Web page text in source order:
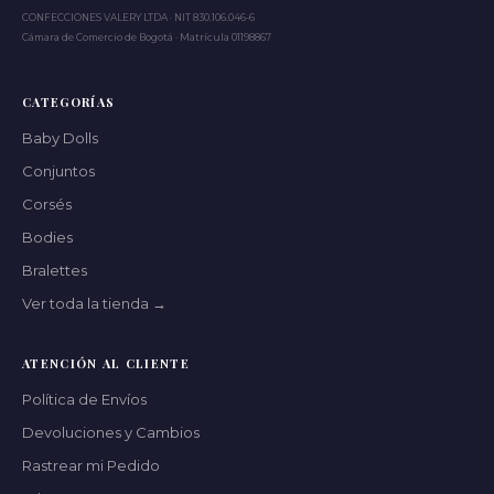
CONFECCIONES VALERY LTDA · NIT 830.106.046-6
Cámara de Comercio de Bogotá · Matrícula 01198867
CATEGORÍAS
Baby Dolls
Conjuntos
Corsés
Bodies
Bralettes
Ver toda la tienda →
ATENCIÓN AL CLIENTE
Política de Envíos
Devoluciones y Cambios
Rastrear mi Pedido